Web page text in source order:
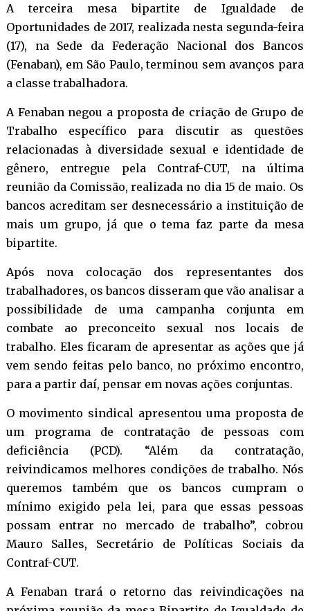
A terceira mesa bipartite de Igualdade de
Oportunidades de 2017, realizada nesta segunda-feira
(17), na Sede da Federação Nacional dos Bancos
(Fenaban), em São Paulo, terminou sem avanços para
a classe trabalhadora.
A Fenaban negou a proposta de criação de Grupo de
Trabalho específico para discutir as questões
relacionadas à diversidade sexual e identidade de
gênero, entregue pela Contraf-CUT, na última
reunião da Comissão, realizada no dia 15 de maio. Os
bancos acreditam ser desnecessário a instituição de
mais um grupo, já que o tema faz parte da mesa
bipartite.
Após nova colocação dos representantes dos
trabalhadores, os bancos disseram que vão analisar a
possibilidade de uma campanha conjunta em
combate ao preconceito sexual nos locais de
trabalho. Eles ficaram de apresentar as ações que já
vem sendo feitas pelo banco, no próximo encontro,
para a partir daí, pensar em novas ações conjuntas.
O movimento sindical apresentou uma proposta de
um programa de contratação de pessoas com
deficiência (PCD). “Além da contratação,
reivindicamos melhores condições de trabalho. Nós
queremos também que os bancos cumpram o
mínimo exigido pela lei, para que essas pessoas
possam entrar no mercado de trabalho”, cobrou
Mauro Salles, Secretário de Políticas Sociais da
Contraf-CUT.
A Fenaban trará o retorno das reivindicações na